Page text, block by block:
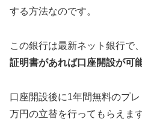
する方法なのです。
この銀行は最新ネット銀行で、
証明書があれば口座開設が可
口座開設後に1年間無料のプ
万円の立替を行ってもらえます